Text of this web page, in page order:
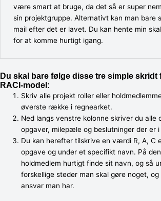
være smart at bruge, da det så er super
sin projektgruppe. Alternativt kan man bare
mail efter det er lavet. Du kan hente min
for at komme hurtigt igang.
Du skal bare følge disse tre simple skridt
RACI-model:
Skriv alle projekt roller eller
øverste række i regnearket.
Ned langs venstre kolonne skriver du alle
opgaver, milepæle og beslutninger der er
Du kan herefter tilskrive en værdi R, A, C
opgave og under et specifikt navn. På
holdmedlem hurtigt finde sit navn, og så
forskellige steder man skal gøre noget,
ansvar man har.